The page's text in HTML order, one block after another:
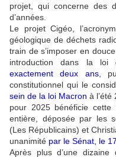
projet, qui concerne des
d’années.
Le projet Cigéo,
géologique de déchets
train de s’imposer en
introduction dans la loi
exactement deux ans,
constitutionnel qui le
sein de la loi Macron à l’été
pour 2025 bénéficie
entière, déposée par les
(Les Républicains) et
unanimité par le Sénat, le
Après plus d’une dizaine